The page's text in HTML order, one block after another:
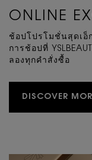
ONLINE
ช้อปโปรโมชั่นสุดเ
การช้อปที่
ลองทุกคําสั่งซื้อ
DISCOVER